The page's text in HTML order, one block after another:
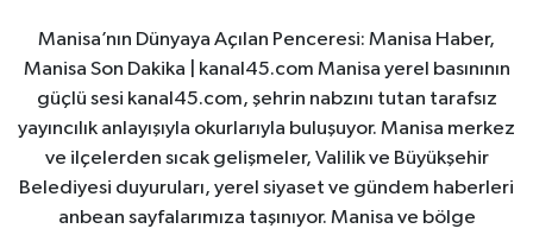
Manisa’nın Dünyaya Açılan Penceresi: Manisa Haber,
Manisa Son Dakika | kanal45.com Manisa yerel basınının
güçlü sesi kanal45.com, şehrin nabzını tutan tarafsız
yayıncılık anlayışıyla okurlarıyla buluşuyor. Manisa merkez
ve ilçelerden sıcak gelişmeler, Valilik ve Büyükşehir
Belediyesi duyuruları, yerel siyaset ve gündem haberleri
anbean sayfalarımıza taşınıyor. Manisa ve bölge